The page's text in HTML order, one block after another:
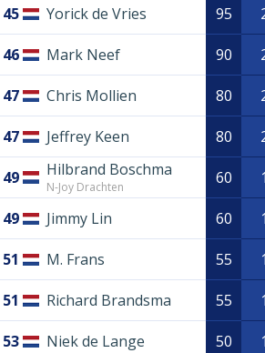
45 Yorick de Vries 95
46 Mark Neef 90
47 Chris Mollien 80
47 Jeffrey Keen 80
49 Hilbrand Boschma
N-Joy Drachten 60 1
49 Jimmy Lin 60 1
51 M. Frans 55 1
51 Richard Brandsma 55 1
53 Niek de Lange 50 1